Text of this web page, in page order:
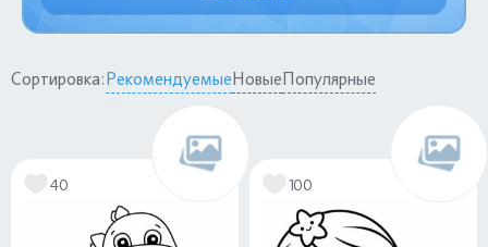
Сортировка:РекомендуемыеНовыеПопулярные
40 100